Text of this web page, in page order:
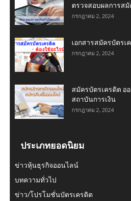
ตรวจสอบผลการส
กรกฎาคม 2, 2024
เอกสารสมัครบัตรเ
กรกฎาคม 2, 2024
สมัครบัตรเครดิต อ
สถาบันการเงิน
กรกฎาคม 2, 2024
ประเภทยอดนิยม
ข่าวหุ้นธุรกิจออนไลน์
บทความทั่วไป
ข่าว/โปรโมชั่นบัตรเครดิต